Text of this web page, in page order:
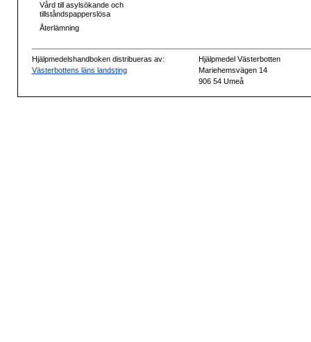
Vård till asylsökande och
tillståndspapperslösa
Återlämning
Hjälpmedelshandboken distribueras av:
Västerbottens läns landsting
Hjälpmedel Västerbotten
Mariehemsvägen 14
906 54 Umeå